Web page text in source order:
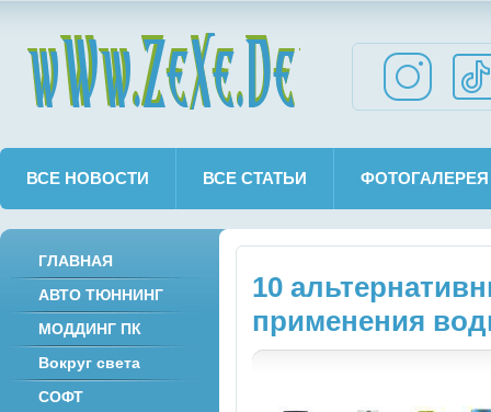
ВСЕ НОВОСТИ ВСЕ СТАТЬИ ФОТОГАЛЕРЕЯ
10
применения
ГЛАВНАЯ
АВТО ТЮННИНГ
МОДДИНГ ПК
Вокруг света
СОФТ